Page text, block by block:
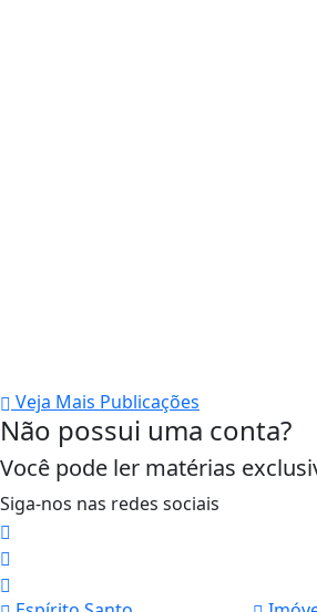
Veja Mais Publicações
Não possui uma conta?
Você pode ler matérias
Siga-nos nas redes sociais